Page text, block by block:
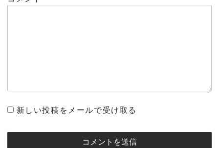
新しい投稿をメールで受け取る